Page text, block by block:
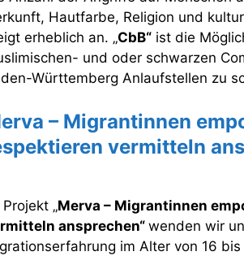
Hautfarbe, Religion und
erheblich an. „CbB“ ist die
und oder schwarzen
Württemberg Anlaufstellen zu
– Migrantinnen
vermitteln
Projekt „Merva – Migrantinnen
ansprechen“ wenden wir
im Alter von 16 bis